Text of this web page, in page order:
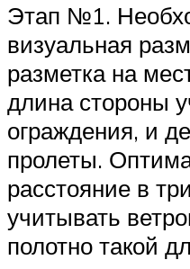
Этап №1.
визуальная
разметка на
длина стороны
ограждения, и
пролеты.
расстояние в
учитывать
полотно такой